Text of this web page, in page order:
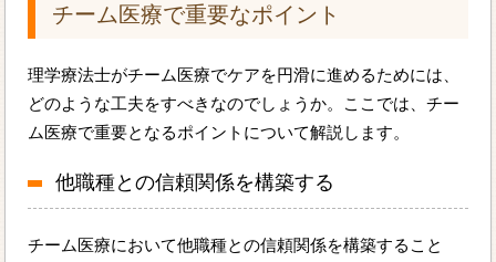
チーム医療で重要なポイント
理学療法士がチーム医療でケアを円滑に進めるためには、
どのような工夫をすべきなのでしょうか。ここでは、チー
ム医療で重要となるポイントについて解説します。
他職種との信頼関係を構築する
チーム医療において他職種との信頼関係を構築すること